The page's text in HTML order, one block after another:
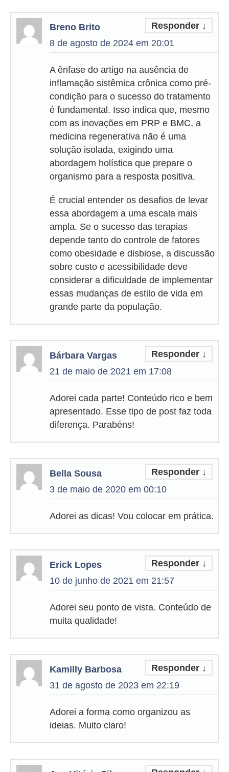
Breno Brito
8 de agosto de 2024 em 20:01
Responder ↓
A ênfase do artigo na ausência de
inflamação sistêmica crônica como pré-
condição para o sucesso do tratamento
é fundamental. Isso indica que, mesmo
com as inovações em PRP e BMC, a
medicina regenerativa não é uma
solução isolada, exigindo uma
abordagem holística que prepare o
organismo para a resposta positiva.
É crucial entender os desafios de levar
essa abordagem a uma escala mais
ampla. Se o sucesso das terapias
depende tanto do controle de fatores
como obesidade e disbiose, a discussão
sobre custo e acessibilidade deve
considerar a dificuldade de implementar
essas mudanças de estilo de vida em
grande parte da população.
Bárbara Vargas
21 de maio de 2021 em 17:08
Responder ↓
Adorei cada parte! Conteúdo rico e bem
apresentado. Esse tipo de post faz toda
diferença. Parabéns!
Bella Sousa
3 de maio de 2020 em 00:10
Responder ↓
Adorei as dicas! Vou colocar em prática.
Erick Lopes
10 de junho de 2021 em 21:57
Responder ↓
Adorei seu ponto de vista. Conteúdo de
muita qualidade!
Kamilly Barbosa
31 de agosto de 2023 em 22:19
Responder ↓
Adorei a forma como organizou as
ideias. Muito claro!